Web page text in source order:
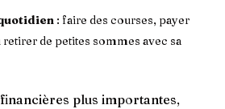
: faire des courses, payer
de petites sommes avec sa
plus importantes,